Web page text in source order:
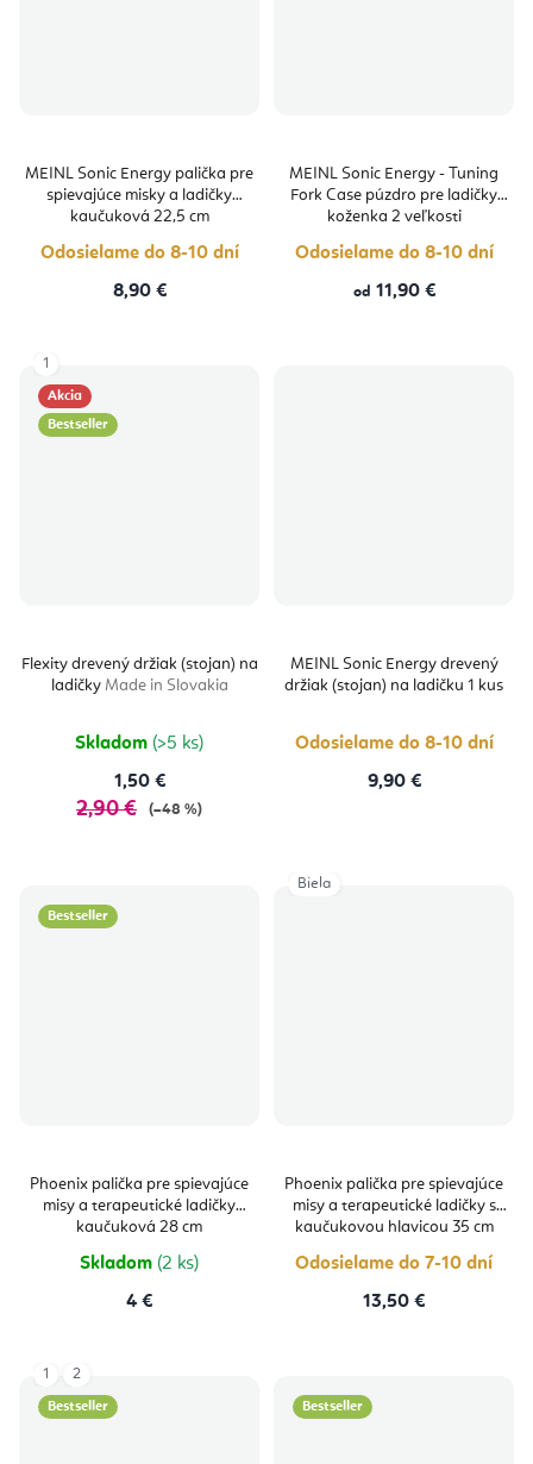
MEINL Sonic Energy palička pre
spievajúce misky a ladičky
kaučuková 22,5 cm
Odosielame do 8-10 dní
8,90 €
MEINL Sonic Energy - Tuning
Fork Case púzdro pre ladičky
koženka 2 veľkosti
Odosielame do 8-10 dní
od 11,90 €
Akcia
Bestseller
Flexity drevený držiak (stojan) na
ladičky Made in Slovakia
Skladom (>5 ks)
1,50 €
2,90 € (–48 %)
1
MEINL Sonic Energy drevený
držiak (stojan) na ladičku 1 kus
Odosielame do 8-10 dní
9,90 €
Bestseller
Phoenix palička pre spievajúce
misy a terapeutické ladičky
kaučuková 28 cm
Skladom (2 ks)
4 €
Phoenix palička pre spievajúce
misy a terapeutické ladičky s
kaučukovou hlavicou 35 cm
Odosielame do 7-10 dní
13,50 €
Biela
Bestseller
1 2
Bestseller